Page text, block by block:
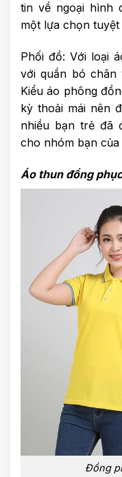
tin về ngoại hình
một lựa chọn tuyệt
Phối đồ: Với loại
với quần bó chân
Kiểu áo phông
kỳ thoải mái nên
nhiều bạn trẻ đã
cho nhóm bạn của
Áo thun đồng
Đồng